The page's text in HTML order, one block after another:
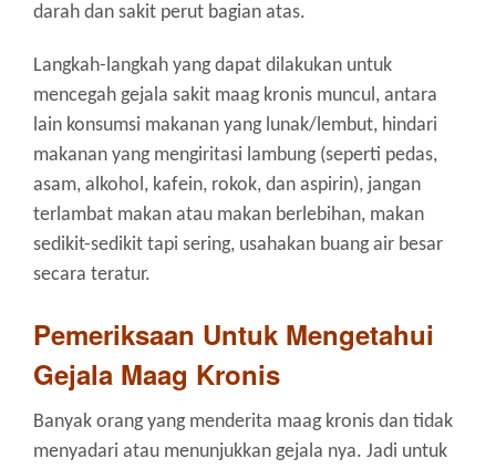
darah dan sakit perut bagian atas.
Langkah-langkah yang dapat dilakukan untuk
mencegah gejala sakit maag kronis muncul, antara
lain konsumsi makanan yang lunak/lembut, hindari
makanan yang mengiritasi lambung (seperti pedas,
asam, alkohol, kafein, rokok, dan aspirin), jangan
terlambat makan atau makan berlebihan, makan
sedikit-sedikit tapi sering, usahakan buang air besar
secara teratur.
Pemeriksaan Untuk Mengetahui
Gejala Maag Kronis
Banyak orang yang menderita maag kronis dan tidak
menyadari atau menunjukkan gejala nya. Jadi untuk